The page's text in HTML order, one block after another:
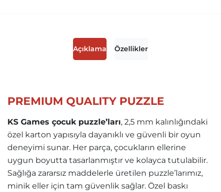
Açıklama Özellikler
PREMIUM QUALITY PUZZLE
KS Games çocuk puzzle’ları, 2,5 mm kalınlığındaki
özel karton yapısıyla dayanıklı ve güvenli bir oyun
deneyimi sunar. Her parça, çocukların ellerine
uygun boyutta tasarlanmıştır ve kolayca tutulabilir.
Sağlığa zararsız maddelerle üretilen puzzle’larımız,
minik eller için tam güvenlik sağlar. Özel baskı